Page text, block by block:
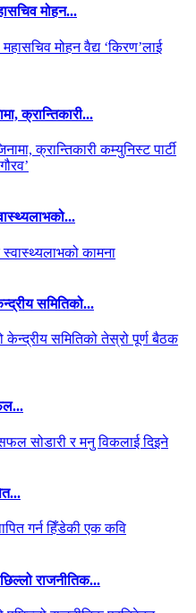
मोहन...
क्रान्तिकारी...
समितिको...
राजनीतिक...